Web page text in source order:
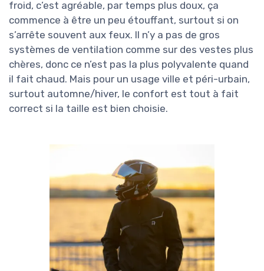
froid, c’est agréable, par temps plus doux, ça
commence à être un peu étouffant, surtout si on
s’arrête souvent aux feux. Il n’y a pas de gros
systèmes de ventilation comme sur des vestes plus
chères, donc ce n’est pas la plus polyvalente quand
il fait chaud. Mais pour un usage ville et péri-urbain,
surtout automne/hiver, le confort est tout à fait
correct si la taille est bien choisie.